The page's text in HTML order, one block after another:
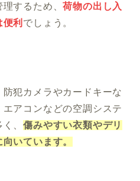
理するため、荷物の出し入
利 でしょう。
犯カメラやカードキーな
アコンなどの空調システ
く、傷みやすい衣類やデリ
いています。